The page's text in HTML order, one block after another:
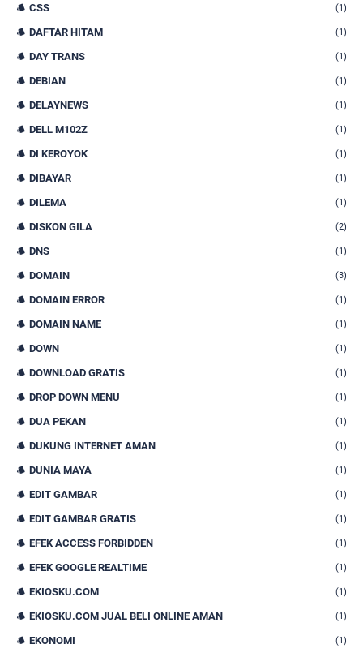
CSS (1)
DAFTAR HITAM (1)
DAY TRANS (1)
DEBIAN (1)
DELAYNEWS (1)
DELL M102Z (1)
DI KEROYOK (1)
DIBAYAR (1)
DILEMA (1)
DISKON GILA (2)
DNS (1)
DOMAIN (3)
DOMAIN ERROR (1)
DOMAIN NAME (1)
DOWN (1)
DOWNLOAD GRATIS (1)
DROP DOWN MENU (1)
DUA PEKAN (1)
DUKUNG INTERNET AMAN (1)
DUNIA MAYA (1)
EDIT GAMBAR (1)
EDIT GAMBAR GRATIS (1)
EFEK ACCESS FORBIDDEN (1)
EFEK GOOGLE REALTIME (1)
EKIOSKU.COM (1)
EKIOSKU.COM JUAL BELI ONLINE AMAN (1)
EKONOMI (1)